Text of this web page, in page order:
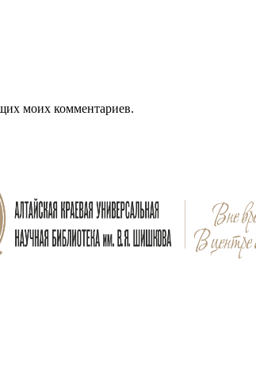
моих комментариев.